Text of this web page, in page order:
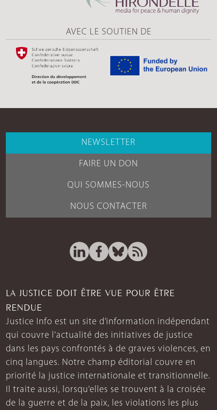
AVEC LE SOUTIEN DE
NEWSLETTER
FAIRE UN DON
QUI SOMMES-NOUS
NOUS CONTACTER
LA JUSTICE DOIT ÊTRE VUE POUR ÊTRE
RENDUE
Justice Info est un site d’information indépendant
qui couvre l’actualité des initiatives de justice
dans les pays confrontés à de graves violences, en
cinq langues. Notre champ éditorial couvre en
priorité la justice internationale et transitionnelle.
Il traite aussi, lorsqu’elles se trouvent à la croisée
de la guerre et de la paix, les violations les plus